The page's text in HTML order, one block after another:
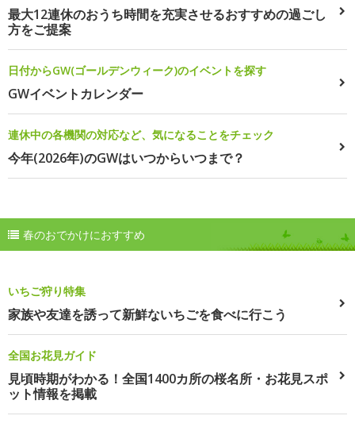
最大12連休のおうち時間を充実させるおすすめの過ごし
方をご提案
日付からGW(ゴールデンウィーク)のイベントを探す
GWイベントカレンダー
連休中の各機関の対応など、気になることをチェック
今年(2026年)のGWはいつからいつまで？
春のおでかけにおすすめ
いちご狩り特集
家族や友達を誘って新鮮ないちごを食べに行こう
全国お花見ガイド
見頃時期がわかる！全国1400カ所の桜名所・お花見スポ
ット情報を掲載